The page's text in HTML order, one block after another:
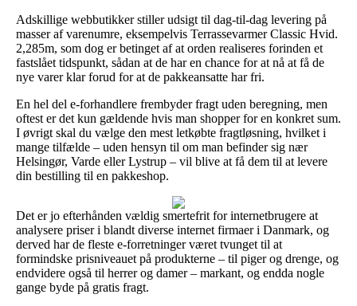
Adskillige webbutikker stiller udsigt til dag-til-dag levering på
masser af varenumre, eksempelvis Terrassevarmer Classic Hvid.
2,285m, som dog er betinget af at orden realiseres forinden et
fastslået tidspunkt, sådan at de har en chance for at nå at få de
nye varer klar forud for at de pakkeansatte har fri.
En hel del e-forhandlere frembyder fragt uden beregning, men
oftest er det kun gældende hvis man shopper for en konkret sum.
I øvrigt skal du vælge den mest letkøbte fragtløsning, hvilket i
mange tilfælde – uden hensyn til om man befinder sig nær
Helsingør, Varde eller Lystrup – vil blive at få dem til at levere
din bestilling til en pakkeshop.
Det er jo efterhånden vældig smertefrit for internetbrugere at
analysere priser i blandt diverse internet firmaer i Danmark, og
derved har de fleste e-forretninger været tvunget til at
formindske prisniveauet på produkterne – til piger og drenge, og
endvidere også til herrer og damer – markant, og endda nogle
gange byde på gratis fragt.